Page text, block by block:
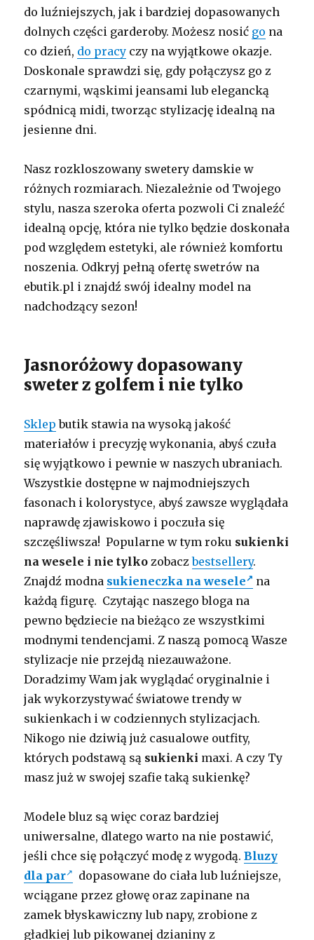
do luźniejszych, jak i bardziej dopasowanych
dolnych części garderoby. Możesz nosić go na
co dzień, do pracy czy na wyjątkowe okazje.
Doskonale sprawdzi się, gdy połączysz go z
czarnymi, wąskimi jeansami lub elegancką
spódnicą midi, tworząc stylizację idealną na
jesienne dni.
Nasz rozkloszowany swetery damskie w
różnych rozmiarach. Niezależnie od Twojego
stylu, nasza szeroka oferta pozwoli Ci znaleźć
idealną opcję, która nie tylko będzie doskonała
pod względem estetyki, ale również komfortu
noszenia. Odkryj pełną ofertę swetrów na
ebutik.pl i znajdź swój idealny model na
nadchodzący sezon!
Jasnoróżowy dopasowany
sweter z golfem i nie tylko
Sklep butik stawia na wysoką jakość
materiałów i precyzję wykonania, abyś czuła
się wyjątkowo i pewnie w naszych ubraniach.
Wszystkie dostępne w najmodniejszych
fasonach i kolorystyce, abyś zawsze wyglądała
naprawdę zjawiskowo i poczuła się
szczęśliwsza! Popularne w tym roku sukienki
na wesele i nie tylko zobaczbestsellery.
Znajdź modna sukieneczka na wesele
na
każdą figurę. Czytając naszego bloga na
pewno będziecie na bieżąco ze wszystkimi
modnymi tendencjami. Z naszą pomocą Wasze
stylizacje nie przejdą niezauważone.
Doradzimy Wam jak wyglądać oryginalnie i
jak wykorzystywać światowe trendy w
sukienkach i w codziennych stylizacjach.
Nikogo nie dziwią już casualowe outfity,
których podstawą są sukienki maxi. A czy Ty
masz już w swojej szafie taką sukienkę?
Modele bluz są więc coraz bardziej
uniwersalne, dlatego warto na nie postawić,
jeśli chce się połączyć modę z wygodą.Bluzy
dla par
dopasowane do ciała lub luźniejsze,
wciągane przez głowę oraz zapinane na
zamek błyskawiczny lub napy, zrobione z
gładkiej lub pikowanej dzianiny z